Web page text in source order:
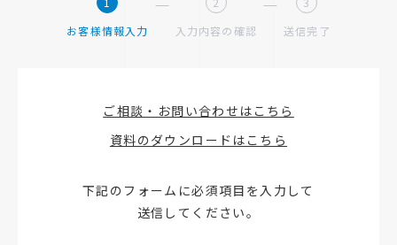
お客様情報入力
入力内容の確認
送信完了
ご相談・お問い合わせはこちら
資料のダウンロードはこちら
下記のフォームに必須項目を入力して
送信してください。